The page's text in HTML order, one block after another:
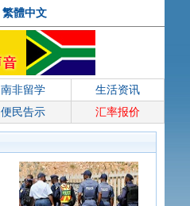
繁體中文
南非留学
生活资讯
便民告示 汇率报价